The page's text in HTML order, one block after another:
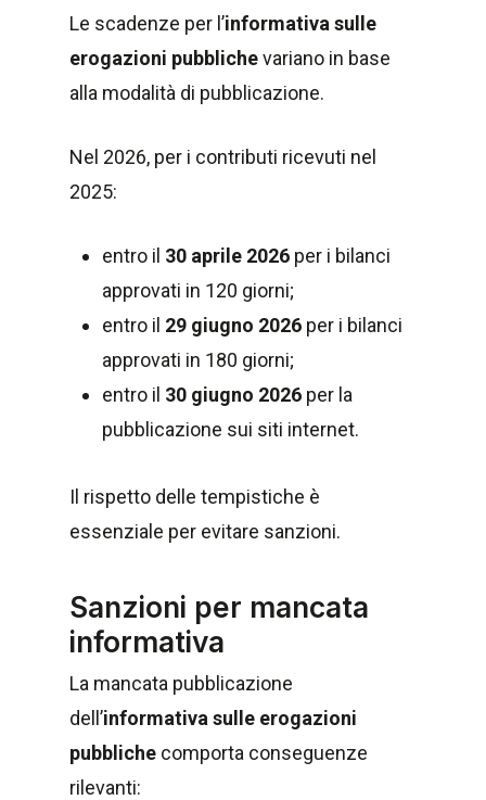
Le scadenze per l’informativa sulle
erogazioni pubblichevariano in base
alla modalità di pubblicazione.
Nel 2026, per i contributi ricevuti nel
2025:
entro il 30 aprile 2026 per i bilanci
approvati in 120 giorni;
entro il 29 giugno 2026 per i bilanci
approvati in 180 giorni;
entro il 30 giugno 2026 per la
pubblicazione sui siti internet.
Il rispetto delle tempistiche è
essenziale per evitare sanzioni.
Sanzioni per mancata
informativa
La mancata pubblicazione
dell’informativa sulle erogazioni
pubbliche comporta conseguenze
rilevanti: